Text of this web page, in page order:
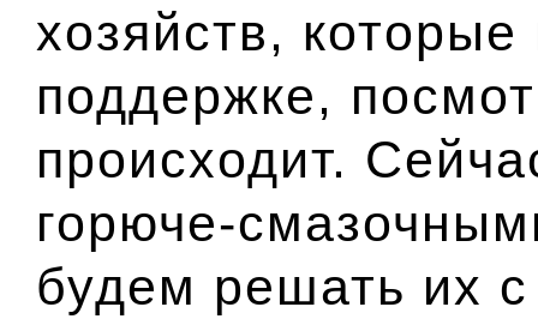
хозяйств,
поддержке,
происходит.
горюче-
будем решать их